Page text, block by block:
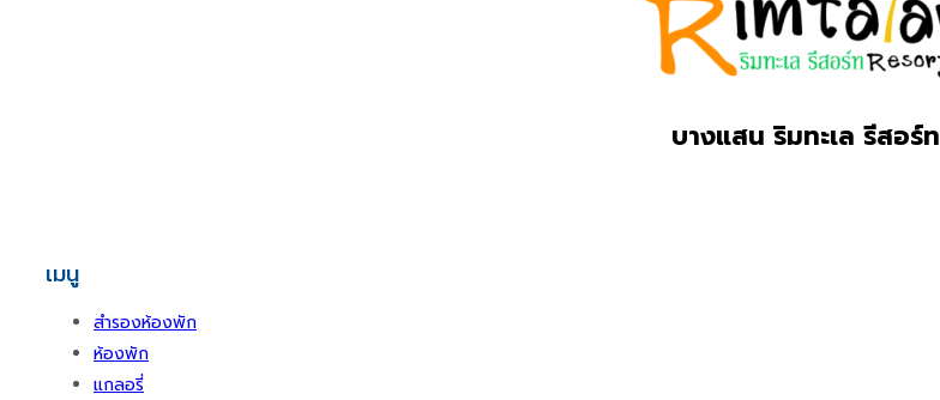
บางแสน ริมทะเล รีสอร์ท
เมนู
สำรองห้องพัก
ห้องพัก
แกลอรี่